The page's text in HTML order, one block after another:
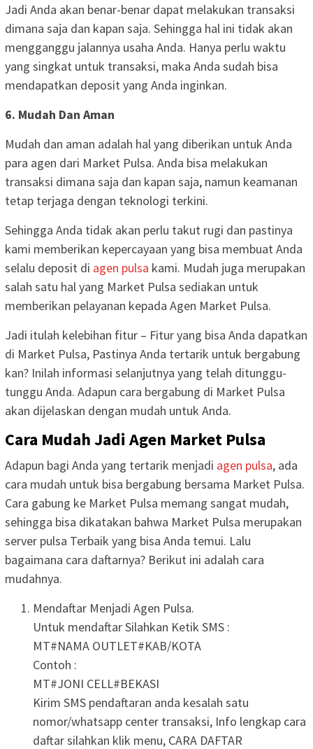
Jadi Anda akan benar-benar dapat melakukan transaksi
dimana saja dan kapan saja. Sehingga hal ini tidak akan
mengganggu jalannya usaha Anda. Hanya perlu waktu
yang singkat untuk transaksi, maka Anda sudah bisa
mendapatkan deposit yang Anda inginkan.
6. Mudah Dan Aman
Mudah dan aman adalah hal yang diberikan untuk Anda
para agen dari Market Pulsa. Anda bisa melakukan
transaksi dimana saja dan kapan saja, namun keamanan
tetap terjaga dengan teknologi terkini.
Sehingga Anda tidak akan perlu takut rugi dan pastinya
kami memberikan kepercayaan yang bisa membuat Anda
selalu deposit di agen pulsa kami. Mudah juga merupakan
salah satu hal yang Market Pulsa sediakan untuk
memberikan pelayanan kepada Agen Market Pulsa.
Jadi itulah kelebihan fitur – Fitur yang bisa Anda dapatkan
di Market Pulsa, Pastinya Anda tertarik untuk bergabung
kan? Inilah informasi selanjutnya yang telah ditunggu-
tunggu Anda. Adapun cara bergabung di Market Pulsa
akan dijelaskan dengan mudah untuk Anda.
Cara Mudah Jadi Agen Market Pulsa
Adapun bagi Anda yang tertarik menjadi agen pulsa, ada
cara mudah untuk bisa bergabung bersama Market Pulsa.
Cara gabung ke Market Pulsa memang sangat mudah,
sehingga bisa dikatakan bahwa Market Pulsa merupakan
server pulsa Terbaik yang bisa Anda temui. Lalu
bagaimana cara daftarnya? Berikut ini adalah cara
mudahnya.
Mendaftar Menjadi Agen Pulsa.
Untuk mendaftar Silahkan Ketik SMS :
MT#NAMA OUTLET#KAB/KOTA
Contoh :
MT#JONI CELL#BEKASI
Kirim SMS pendaftaran anda kesalah satu
nomor/whatsapp center transaksi, Info lengkap cara
daftar silahkan klik menu, CARA DAFTAR